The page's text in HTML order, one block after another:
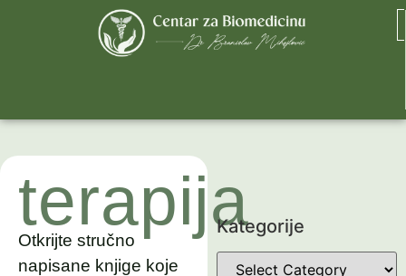
terapija
Otkrijte stručno
napisane knjige koje
Kategorije